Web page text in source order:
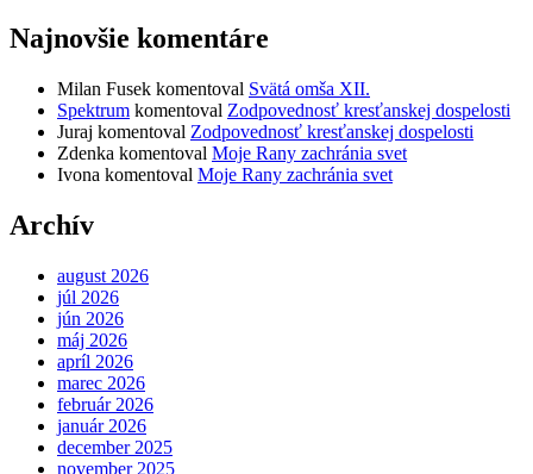
Najnovšie komentáre
Milan Fusek komentoval Svätá omša XII.
Spektrum komentoval Zodpovednosť kresťanskej dospelosti
Juraj komentoval Zodpovednosť kresťanskej dospelosti
Zdenka komentoval Moje Rany zachránia svet
Ivona komentoval Moje Rany zachránia svet
Archív
august 2026
júl 2026
jún 2026
máj 2026
apríl 2026
marec 2026
február 2026
január 2026
december 2025
november 2025